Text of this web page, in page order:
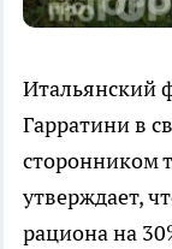
Итальянский
Гарратини в
сторонником
утверждает,
рациона на